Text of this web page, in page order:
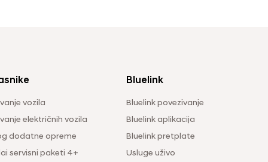
vozila
električnih vozila
dodatne opreme
servisni paketi 4+
Bluelink
Bluelink povezivanje
Bluelink aplikacija
Bluelink pretplate
Usluge uživo